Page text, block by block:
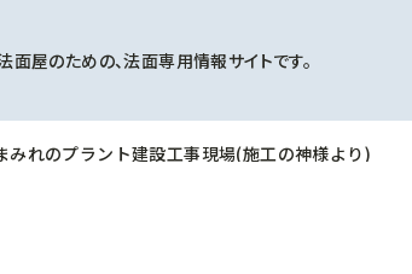
面屋のための、法面専用情報サイトです。
みれのプラント建設工事現場(施工の神様より)